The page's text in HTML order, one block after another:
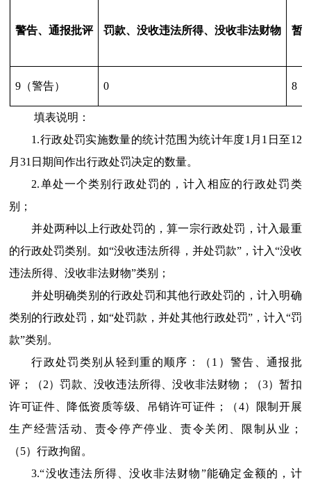
警告、通报批评 罚款、没收违法所得、没收非法财物 暂
9（警告） 0 8
填表说明：
1.行政处罚实施数量的统计范围为统计年度1月1日至12
月31日期间作出行政处罚决定的数量。
2.单处一个类别行政处罚的，计入相应的行政处罚类
别；
并处两种以上行政处罚的，算一宗行政处罚，计入最重
的行政处罚类别。如“没收违法所得，并处罚款”，计入“没收
违法所得、没收非法财物”类别；
并处明确类别的行政处罚和其他行政处罚的，计入明确
类别的行政处罚，如“处罚款，并处其他行政处罚”，计入“罚
款”类别。
行政处罚类别从轻到重的顺序：（1）警告、通报批
评；（2）罚款、没收违法所得、没收非法财物；（3）暂扣
许可证件、降低资质等级、吊销许可证件；（4）限制开展
生产经营活动、责令停产停业、责令关闭、限制从业；
（5）行政拘留。
3.“没收违法所得、没收非法财物”能确定金额的，计